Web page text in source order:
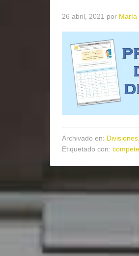
26 abril, 2021 por María
Archivado en: Divisiones
Etiquetado con: